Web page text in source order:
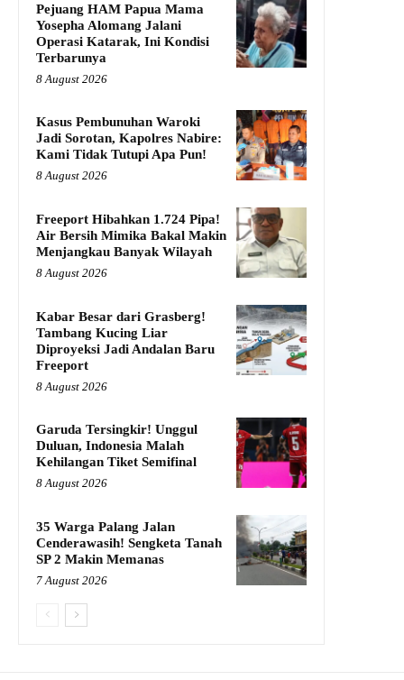
Pejuang HAM Papua Mama
Yosepha Alomang Jalani
Operasi Katarak, Ini Kondisi
Terbarunya
8 August 2026
Kasus Pembunuhan Waroki
Jadi Sorotan, Kapolres Nabire:
Kami Tidak Tutupi Apa Pun!
8 August 2026
Freeport Hibahkan 1.724 Pipa!
Air Bersih Mimika Bakal Makin
Menjangkau Banyak Wilayah
8 August 2026
Kabar Besar dari Grasberg!
Tambang Kucing Liar
Diproyeksi Jadi Andalan Baru
Freeport
8 August 2026
Garuda Tersingkir! Unggul
Duluan, Indonesia Malah
Kehilangan Tiket Semifinal
8 August 2026
35 Warga Palang Jalan
Cenderawasih! Sengketa Tanah
SP 2 Makin Memanas
7 August 2026